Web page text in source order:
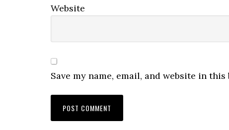
Website
Save my name, email, and website in